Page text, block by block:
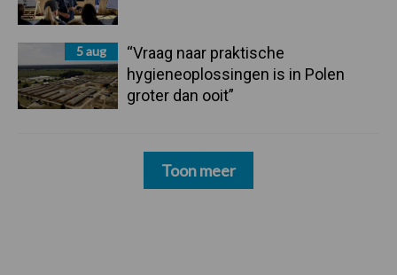
5 aug
“Vraag naar praktische
hygieneoplossingen is in Polen
groter dan ooit”
Toon meer